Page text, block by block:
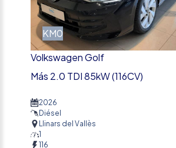
KM0
Volkswagen Golf
Más 2.0 TDI 85kW (116CV)
2026
Diésel
Llinars del Vallès
1
116